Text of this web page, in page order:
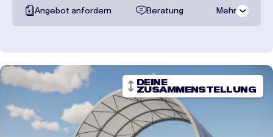
Angebot anfordern Beratung Mehr
Transportpreise
DEINE
ZUSAMMENSTELLUNG